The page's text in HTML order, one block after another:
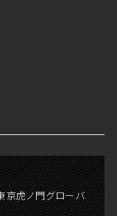
京虎ノ門グローバ